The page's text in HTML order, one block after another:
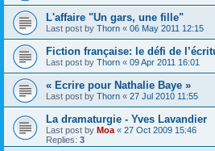
L'affaire "Un gars, une fille"
Last post by Thorn « 06 May 2011 12:15
Fiction française: le défi de
Last post by Thorn « 09 Apr 2011 16:01
« Ecrire pour Nathalie Baye »
Last post by Thorn « 27 Jul 2010 11:55
La dramaturgie - Yves Lavandier
Last post by Moa « 27 Oct 2009 15:46
Replies: 3